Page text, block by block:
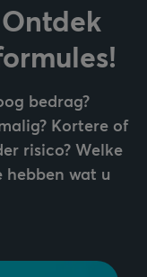
bedrag?
Kortere of
risico? Welke
hebben wat u